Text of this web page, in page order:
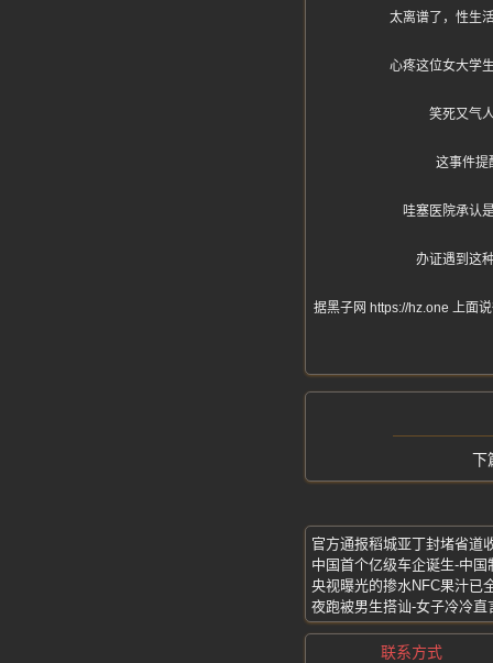
太离谱了，性生
心疼这位女大学
笑死又气
这事件提
哇塞医院承认
办证遇到这
据黑子网 https://hz.one 上面
官方通报稻城亚丁封堵省道
央视曝光的掺水NFC果汁已
夜跑被男生搭讪-女子冷冷
联系方式